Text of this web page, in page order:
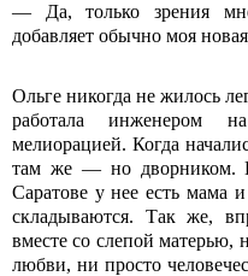
— Да, только зрения
добавляет обычно моя
Ольге никогда не жилось
работала инженером
мелиорацией. Когда
там же — но дворником.
Саратове у нее есть мама
складываются. Так же,
вместе со слепой матерью,
любви, ни просто